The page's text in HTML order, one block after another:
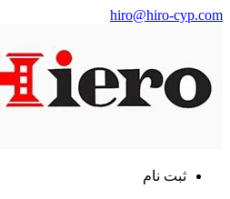
hiro@hiro-cyp.com
ثبت نام